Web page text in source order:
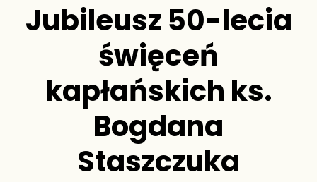
Jubileusz 50-lecia
święceń
kapłańskich ks.
Bogdana
Staszczuka